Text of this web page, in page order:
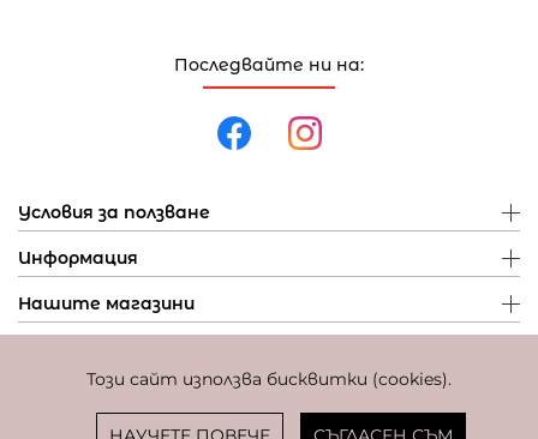
Този сайт използва бисквитки (cookies).
Последвайте ни на:
Условия за ползване
Информация
Нашите магазини
Фиксиран курс за превалутиране: 1 EUR = 1,95583 BGN